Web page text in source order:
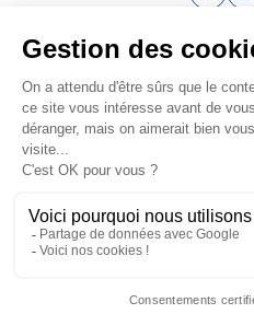
Raison sociale : CENTRE EDUCATION
SIREN: 312272818 - Numéro de TVA
Agrément
Siège social : 55, Bd des Droits de